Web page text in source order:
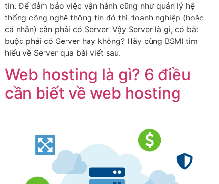
tin. Để đảm bảo việc vận hành cũng như quản lý hệ
thống công nghệ thông tin đó thì doanh nghiệp (hoặc
cá nhân) cần phải có Server. Vậy Server là gì, có bắt
buộc phải có Server hay không? Hãy cùng BSMI tìm
hiểu về Server qua bài viết sau.
Web hosting là gì? 6 điều
cần biết về web hosting